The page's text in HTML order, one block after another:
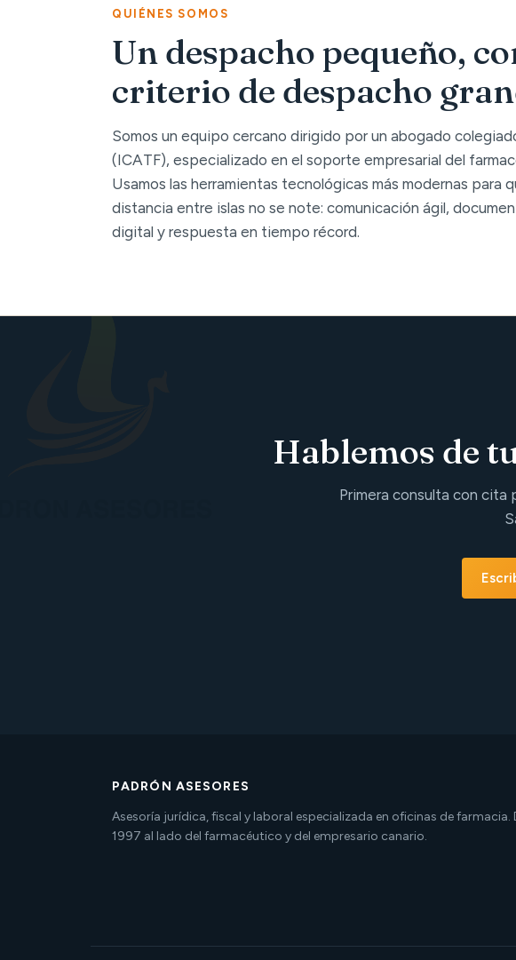
QUIÉNES SOMOS
Un despacho pequeño,
criterio de despacho
Somos un equipo cercano dirigido por un abogado
(ICATF), especializado en el soporte empresarial del
Usamos las herramientas tecnológicas más modernas para
distancia entre islas no se note: comunicación ágil,
digital y respuesta en tiempo récord.
Hablemos de
Primera consulta con cita
PADRÓN ASESORES
Asesoría jurídica, fiscal y laboral especializada en oficinas de farmacia.
1997 al lado del farmacéutico y del empresario canario.